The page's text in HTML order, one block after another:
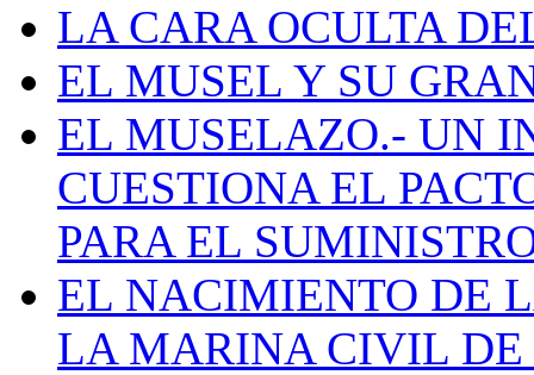
LA CARA OCULTA
EL MUSEL Y SU
EL MUSELAZO.- UN
CUESTIONA EL
PARA EL
EL NACIMIENTO DE
LA MARINA CIVIL DE